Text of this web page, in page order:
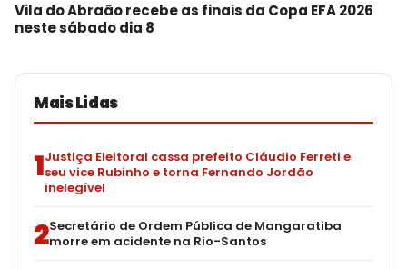
Vila do Abraão recebe as finais da Copa EFA 2026
neste sábado dia 8
Mais Lidas
1Justiça Eleitoral cassa prefeito Cláudio Ferreti e
seu vice Rubinho e torna Fernando Jordão
inelegível
2Secretário de Ordem Pública de Mangaratiba
morre em acidente na Rio-Santos